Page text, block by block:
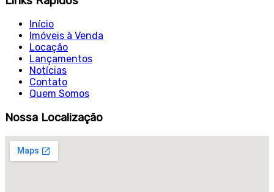
Início
Imóveis à Venda
Locação
Lançamentos
Notícias
Contato
Quem Somos
Nossa Localização